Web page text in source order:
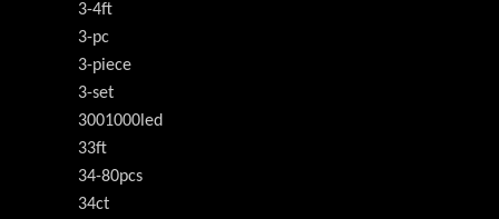
3-4ft
3-pc
3-piece
3-set
3001000led
33ft
34-80pcs
34ct